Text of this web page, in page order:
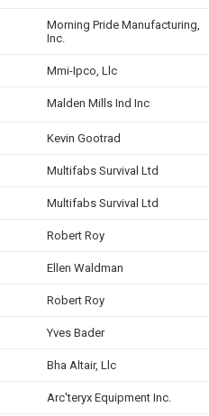
Morning Pride Manufacturing,
Inc.
Mmi-Ipco, Llc
Malden Mills Ind Inc
Kevin Gootrad
Multifabs Survival Ltd
Multifabs Survival Ltd
Robert Roy
Ellen Waldman
Robert Roy
Yves Bader
Bha Altair, Llc
Arc'teryx Equipment Inc.